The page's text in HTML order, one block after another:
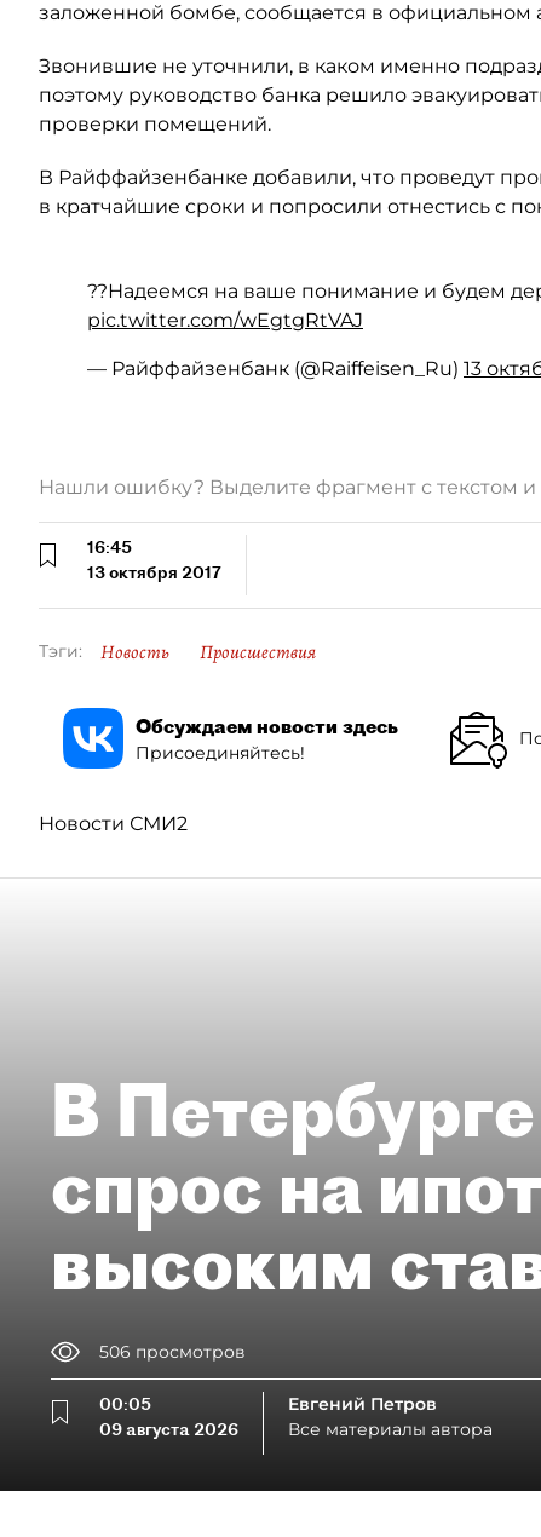
заложенной бомбе, сообщается в официальном
Звонившие не уточнили, в каком именно
поэтому руководство банка решило
проверки помещений.
В Райффайзенбанке добавили, что проведут
в кратчайшие сроки и попросили отнестись с
??Надеемся на ваше понимание и будем
pic.twitter.com/wEgtgRtVAJ
— Райффайзенбанк (@Raiffeisen_Ru) 13
Нашли ошибку? Выделите фрагмент с текстом
16:45
13 октября 2017
Тэги: Новость Происшествия
Обсуждаем новости здесь
Присоединяйтесь!
Новости СМИ2
В
спрос на
высоким
506 просмотров
00:05
09 августа 2026
Евгений Петров
Все материалы автора